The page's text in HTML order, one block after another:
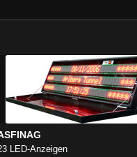
LED-Anzeigen